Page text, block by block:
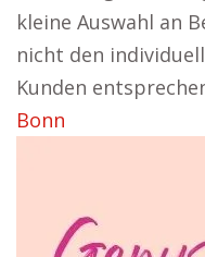
kleine Auswahl an
nicht den
Kunden
Bonn